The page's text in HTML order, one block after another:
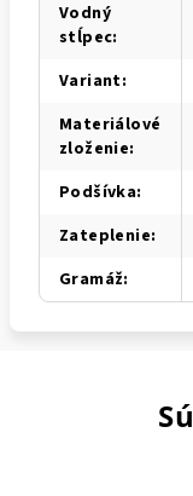
Vodný
stĺpec:
Variant:
Materiálové
zloženie:
Podšívka:
Zateplenie:
Gramáž: